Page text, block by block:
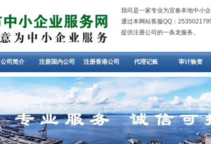
我司是一家专业为宜春本地中小
通过本网站客服QQ：
提供注册公司的一条龙服务。
公司简介 注册国内公司 注册香港公司 代理记账 审计验资